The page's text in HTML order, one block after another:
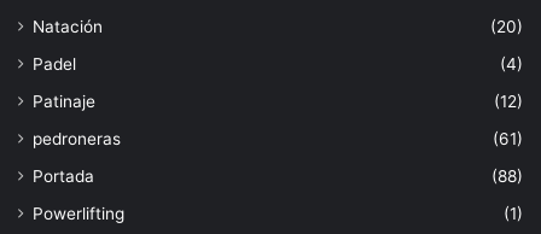
Natación
(20)
Padel
(4)
Patinaje
(12)
pedroneras
(61)
Portada
(88)
Powerlifting
(1)